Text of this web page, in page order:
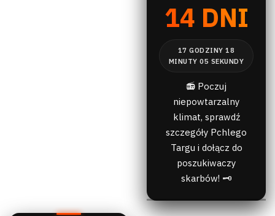
14 DNI
📻 Poczuj
niepowtarzalny
klimat, sprawdź
szczegóły Pchlego
Targu i dołącz do
poszukiwaczy
skarbów! 🗝️